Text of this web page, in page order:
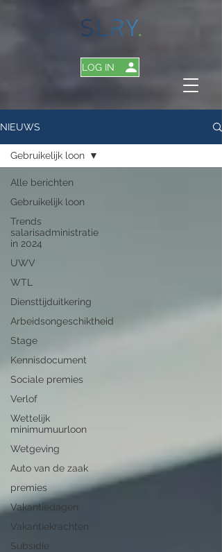
LOG IN
NIEUWS
Alle berichten
Gebruikelijk loon
Trends
salarisadministratie
in 2024
UWV
WTL
Diensttijduitkering
Arbeidsongeschiktheid
Stage
Kennisdocument
Sociale premies
Verlof
Wettelijk
minimumuurloon
Wetgeving
Auto van de zaak
premies
Vakantiedagen
Vakantiekrachten
Subsidie
Gebruikelijk loon